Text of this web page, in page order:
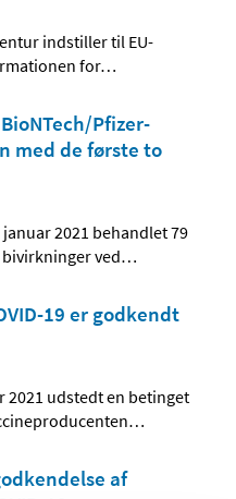
indstiller til EU-
for…
Pfizer-
med de første to
2021 behandlet 79
ved…
19 er godkendt
2021 udstedt en betinget
…
af